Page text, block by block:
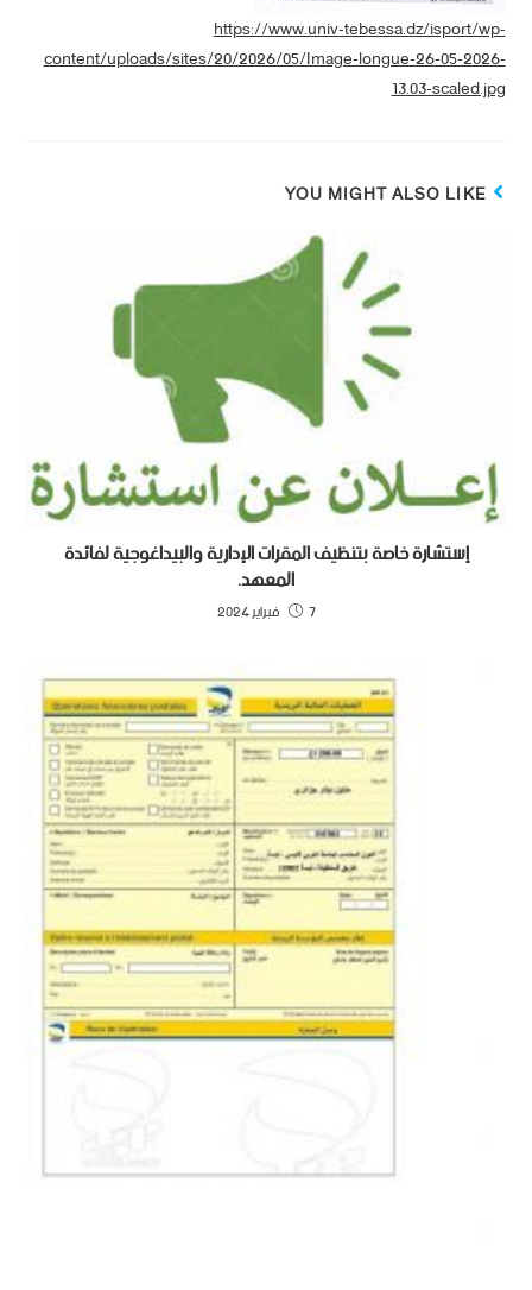
https://www.univ-tebessa.dz/isport/wp-
content/uploads/sites/20/2026/05/Image-longue-26-05-2026-
13.03-scaled.jpg
YOU MIGHT ALSO LIKE
إستشارة خاصة بتنظيف المقرات الإدارية والبيداغوجية لفائدة
المعهد.
7 فبراير 2024